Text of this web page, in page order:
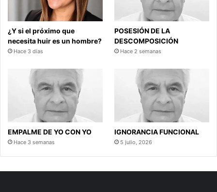
¿Y si el próximo que
necesita huir es un hombre?
Hace 3 días
POSESIÓN DE LA
DESCOMPOSICIÓN
Hace 2 semanas
EMPALME DE YO CON YO
Hace 3 semanas
IGNORANCIA FUNCIONAL
5 julio, 2026